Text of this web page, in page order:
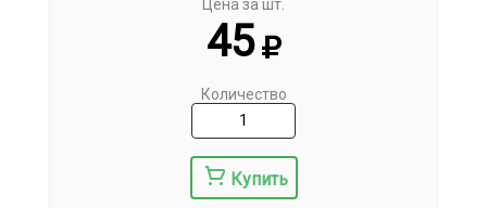
Цена за шт.
45
Количество
Купить